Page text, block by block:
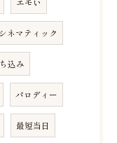
シネマティック
込み
パロディー
最短当日